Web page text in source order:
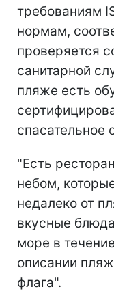
требованиям
нормам,
проверяется
санитарной
пляже есть
спасательное
"Есть
небом,
недалеко от
вкусные
море в
описании
флага".